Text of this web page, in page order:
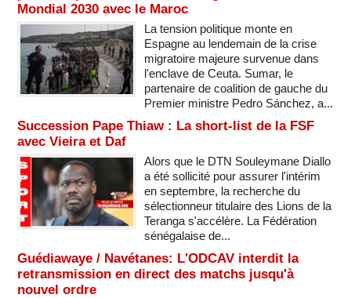
Mondial 2030 avec le Maroc
La tension politique monte en
Espagne au lendemain de la crise
migratoire majeure survenue dans
l'enclave de Ceuta. Sumar, le
partenaire de coalition de gauche du
Premier ministre Pedro Sánchez, a...
Succession Pape Thiaw : La short-list de la FSF
avec Vieira et Daf
Alors que le DTN Souleymane Diallo
a été sollicité pour assurer l'intérim
en septembre, la recherche du
sélectionneur titulaire des Lions de la
Teranga s'accélère. La Fédération
sénégalaise de...
Guédiawaye / Navétanes: L'ODCAV interdit la
retransmission en direct des matchs jusqu'à
nouvel ordre